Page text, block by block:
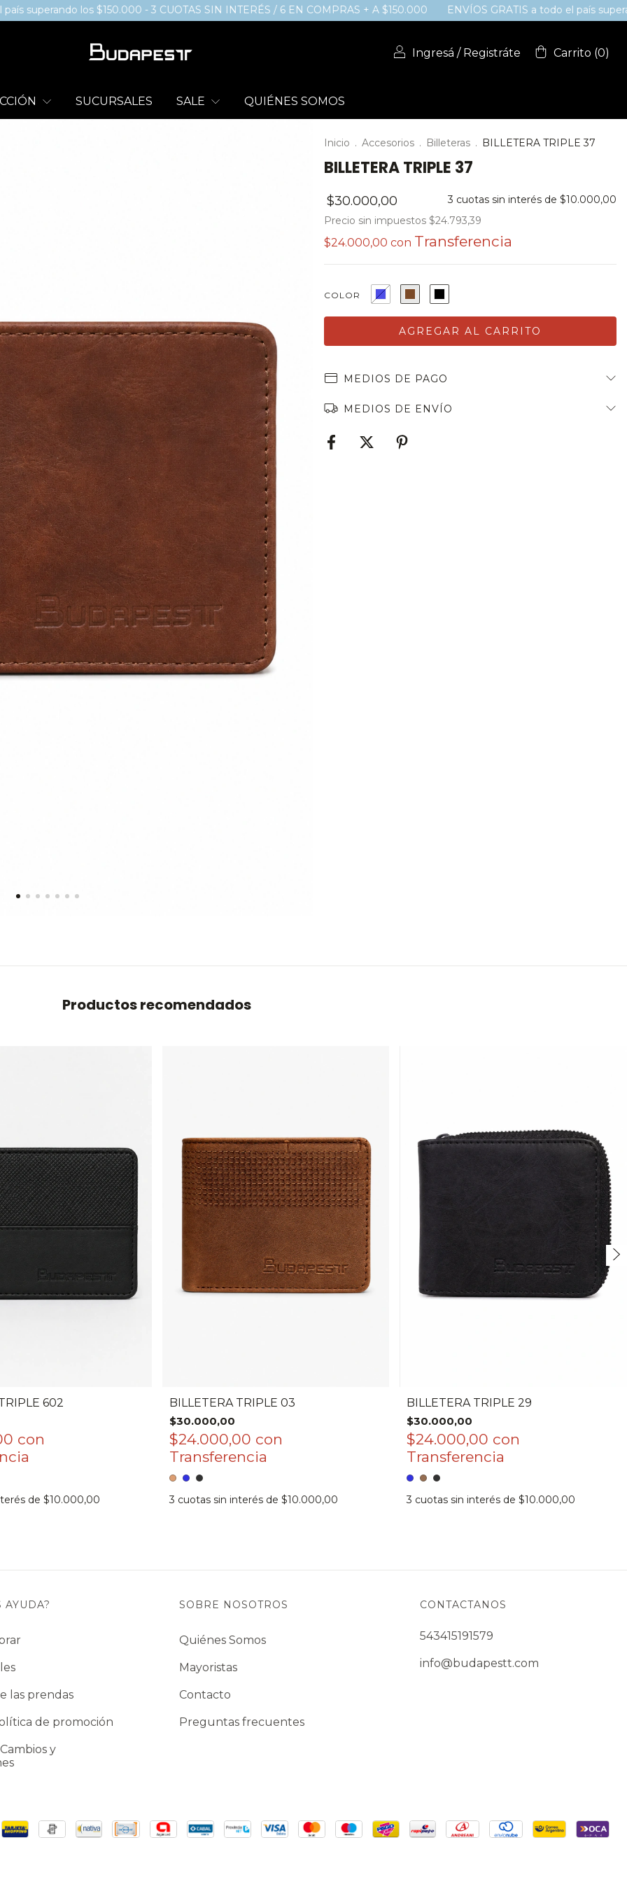
los $150.000 - 3 CUOTAS SIN INTERÉS / 6 EN COMPRAS + A $150.000 ENVÍOS GRATIS a todo el país superando los
Ingresá / Registráte Carrito (0)
SUCURSALES SALE QUIÉNES SOMOS
Inicio . Accesorios . Billeteras . BILLETERA TRIPLE 37
BILLETERA TRIPLE 37
$30.000,00 3 cuotas sin interés de $10.000,00
Precio sin impuestos $24.793,39
$24.000,00 con
COLOR
MEDIOS DE PAGO
MEDIOS DE ENVÍO
Productos recomendados
602
con
de $10.000,00
BILLETERA TRIPLE 03
$30.000,00
$24.000,00 con
3 cuotas sin interés de $10.000,00
BILLETERA TRIPLE 29
$30.000,00
$24.000,00 con
3 cuotas sin interés de$10.000,00
AYUDA?
las prendas
de promoción
y
SOBRE NOSOTROS
Quiénes Somos
Mayoristas
Contacto
Preguntas frecuentes
CONTACTANOS
543415191579
info@budapestt.com